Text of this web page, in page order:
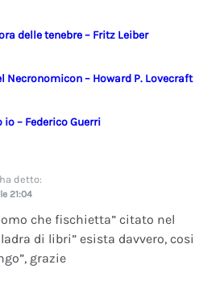
delle tenebre – Fritz Leiber
Necronomicon – Howard P. Lovecraft
io – Federico Guerri
ha detto:
21:04
che fischietta” citato nel
di libri” esista davvero, cosi
grazie